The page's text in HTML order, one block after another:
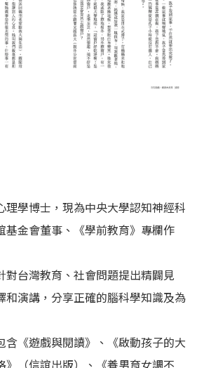
理學博士，現為中央大學認知神經科
基金會董事、《學前教育》專欄作
對台灣教育、社會問題提出精闢見
和演講，分享正確的腦科學知識及為
含《遊戲與閱讀》、《啟動孩子的大